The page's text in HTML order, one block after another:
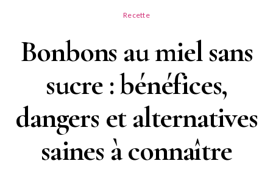
Recette
Bonbons au miel sans
sucre : bénéfices,
dangers et alternatives
saines à connaître